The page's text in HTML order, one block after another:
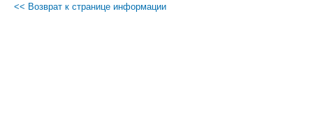
<< Возврат к странице информации